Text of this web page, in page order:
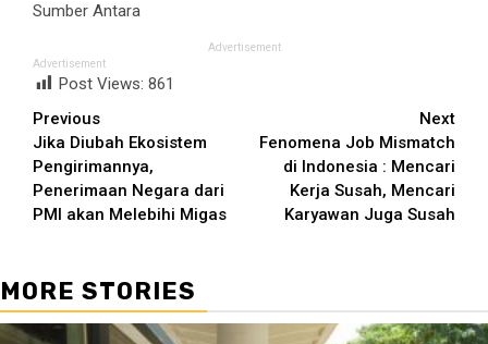
Sumber Antara
Advertisement
Advertisement
Post Views: 861
Continue
Reading
Previous
Jika Diubah Ekosistem
Pengirimannya,
Penerimaan Negara dari
PMI akan Melebihi Migas
Next
Fenomena Job Mismatch
di Indonesia : Mencari
Kerja Susah, Mencari
Karyawan Juga Susah
MORE STORIES